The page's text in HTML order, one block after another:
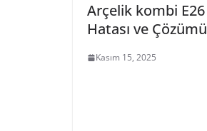
Arçelik kombi E26
Hatası ve Çözümü
Kasım 15, 2025